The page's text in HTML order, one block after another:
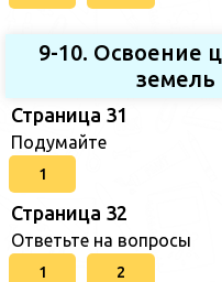
9-10. Освоение
земель
Страница 31
Подумайте
1
Страница 32
Ответьте на вопросы
1 2